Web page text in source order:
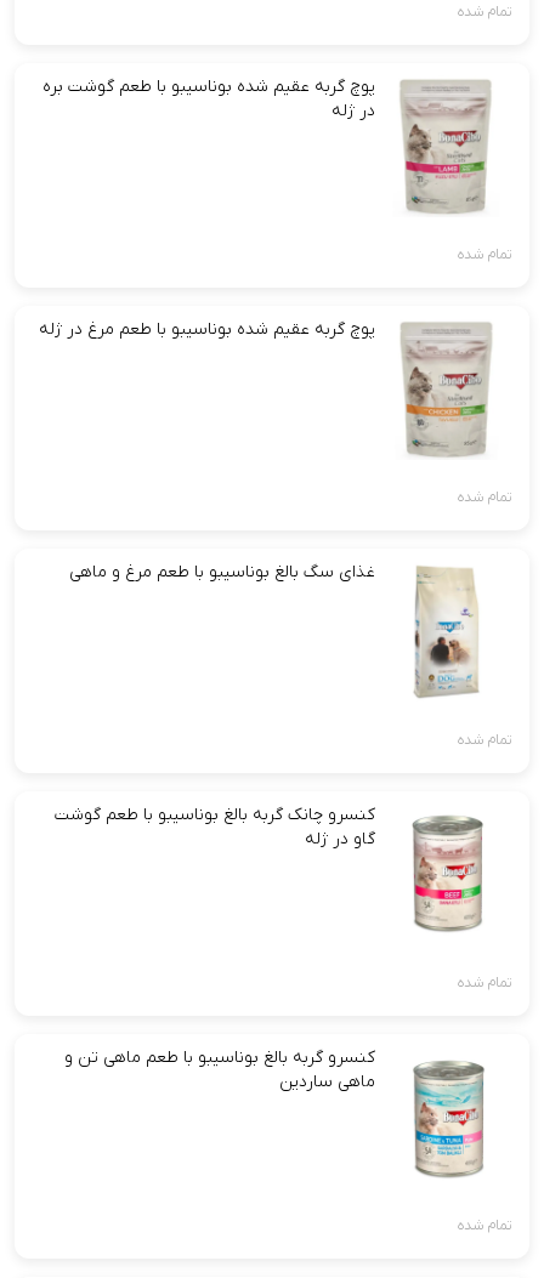
تمام شده
پوچ گربه عقیم شده بوناسیبو با طعم گوشت بره
در ژله
تمام شده
پوچ گربه عقیم شده بوناسیبو با طعم مرغ در ژله
تمام شده
غذای سگ بالغ بوناسیبو با طعم مرغ و ماهی
تمام شده
کنسرو چانک گربه بالغ بوناسیبو با طعم گوشت
گاو در ژله
تمام شده
کنسرو گربه بالغ بوناسیبو با طعم ماهی تن و
ماهی ساردین
تمام شده